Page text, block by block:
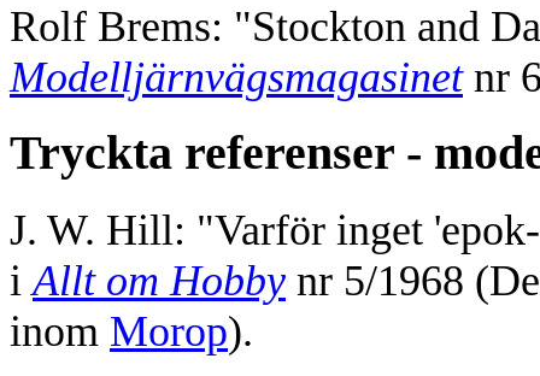
Rolf Brems: "Stockton and
Modelljärnvägsmagasinetnr
Tryckta referenser -
J. W. Hill: "Varför inget
iAllt om Hobby nr 5/1968
inom Morop).